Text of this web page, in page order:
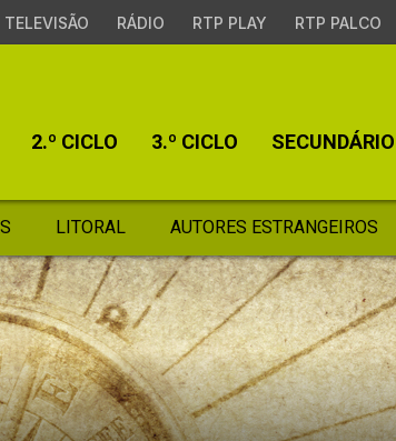
TELEVISÃO RÁDIO RTP PLAY RTP PALCO
2.º CICLO 3.º CICLO SECUNDÁRIO
LITORAL AUTORES ESTRANGEIROS